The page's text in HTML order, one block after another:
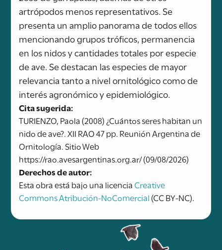
artrópodos menos representativos. Se
presenta un amplio panorama de todos ellos
mencionando grupos tróficos, permanencia
en los nidos y cantidades totales por especie
de ave. Se destacan las especies de mayor
relevancia tanto a nivel ornitológico como de
interés agronómico y epidemiológico.
Cita sugerida:
TURIENZO, Paola (2008) ¿Cuántos seres habitan un
nido de ave?. XII RAO 47 pp. Reunión Argentina de
Ornitología. Sitio Web
https://rao.avesargentinas.org.ar/ (09/08/2026)
Derechos de autor:
Esta obra está bajo una licencia Creative
Commons Atribución-NoComercial(CC BY-NC).